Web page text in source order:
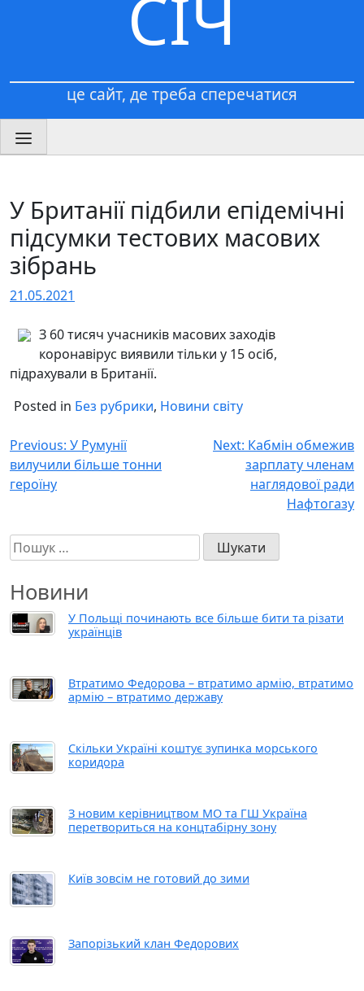
СІЧ
це сайт, де треба сперечатися
У Британії підбили епідемічні
підсумки тестових масових
зібрань
21.05.2021
З 60 тисяч учасників масових заходів
коронавірус виявили тільки у 15 осіб,
підрахували в Британії.
Posted in Без рубрики, Новини світу
Навігація
записів
Previous: У Румунії
вилучили більше тонни
героїну
Next: Кабмін обмежив
зарплату членам
наглядової ради
Нафтогазу
Пошук:
Новини
У Польщі починають все більше бити та різати
українців
Втратимо Федорова – втратимо армію, втратимо
армію – втратимо державу
Скільки Україні коштує зупинка морського
коридора
З новим керівництвом МО та ГШ Україна
перетвориться на концтабірну зону
Київ зовсім не готовий до зими
Запорізький клан Федорових